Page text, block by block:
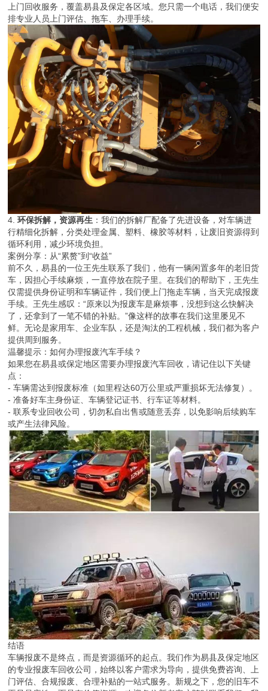
上门回收服务，覆盖易县及保定各区域。您只需一个电话，我们便安
排专业人员上门评估、拖车、办理手续。
4.环保拆解，资源再生 ：我们的拆解厂配备了先进设备，对车辆进
行精细化拆解，分类处理金属、塑料、橡胶等材料，让废旧资源得到
循环利用，减少环境负担。
案例分享：从“累赘”到“收益”
前不久，易县的一位王先生联系了我们，他有一辆闲置多年的老旧货
车，因担心手续麻烦，一直停放在院子里。在我们的帮助下，王先生
仅需提供身份证明和车辆证件，我们便上门拖走车辆，当天完成报废
手续。王先生感叹：“原来以为报废车是麻烦事，没想到这么快解决
了，还拿到了一笔不错的补贴。”像这样的故事在我们这里屡见不
鲜。无论是家用车、企业车队，还是淘汰的工程机械，我们都为客户
提供周到服务。
温馨提示：如何办理报废汽车手续？
如果您在易县或保定地区需要办理报废汽车回收，请记住以下关键
点：
- 车辆需达到报废标准（如里程达60万公里或严重损坏无法修复）。
- 准备好车主身份证、车辆登记证书、行车证等材料。
- 联系专业回收公司，切勿私自出售或随意丢弃，以免影响后续购车
或产生法律风险。
结语
车辆报废不是终点，而是资源循环的起点。我们作为易县及保定地区
的专业报废车回收公司，始终以客户需求为导向，提供免费咨询、上
门评估、合规报废、合理补贴的一站式服务。新规之下，您的旧车不